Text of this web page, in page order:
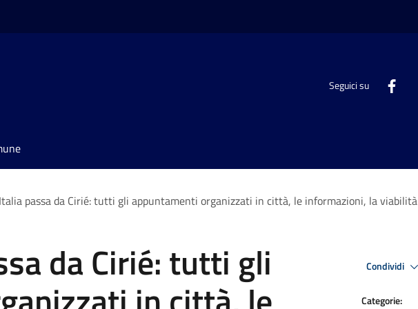
Seguici su
passa da Cirié: tutti gli appuntamenti organizzati in città, le informazioni, la viabilità
da Cirié: tutti gli Condividi
Categorie: